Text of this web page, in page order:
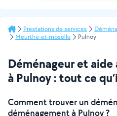
Prestations de services
Meurthe-et-moselle
Pulnoy
Déménageur et
à Pulnoy : tout ce
Comment trouver un
déménagement à Pulnoy ?